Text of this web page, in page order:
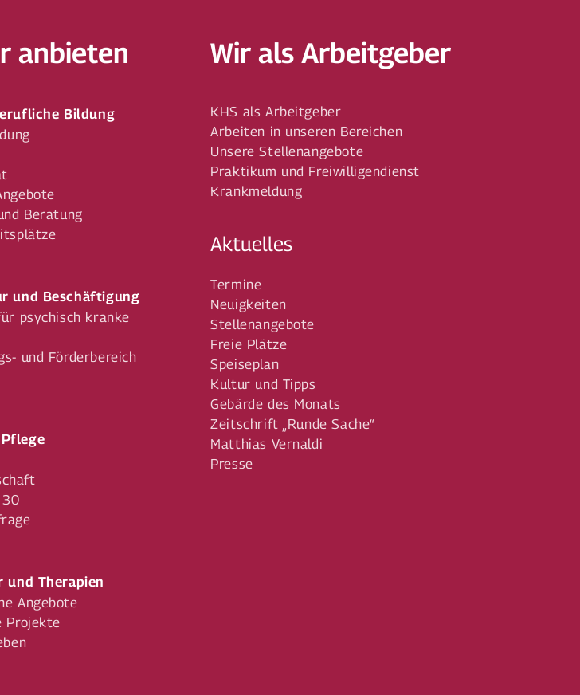
anbieten
Bildung
Beratung
und Beschäftigung
psychisch kranke
und Förderbereich
und Therapien
Angebote
Projekte
Wir als Arbeitgeber
KHS als Arbeitgeber
Arbeiten in unseren Bereichen
Unsere Stellenangebote
Praktikum und Freiwilligendienst
Krankmeldung
Aktuelles
Termine
Neuigkeiten
Stellenangebote
Freie Plätze
Speiseplan
Kultur und Tipps
Gebärde des Monats
Zeitschrift „Runde Sache“
Matthias Vernaldi
Presse